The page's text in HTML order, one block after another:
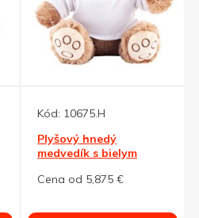
Kód: 10675.H
Plyšový hnedý
medvedík s bielym
Cena od 5,875 €